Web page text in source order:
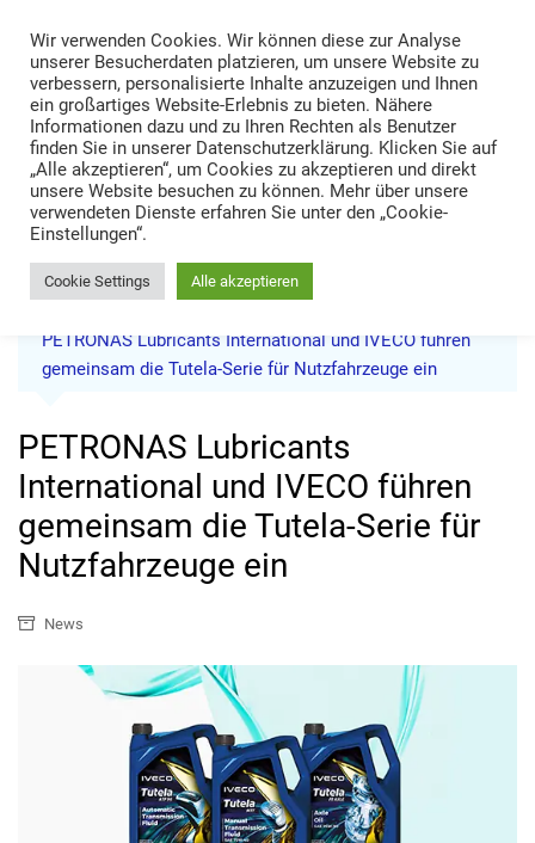
content
TRANS LOGISTIK NEWS
Technik • Kompetenz • Management
PETRONAS Lubricants International und IVECO führen
gemeinsam die Tutela-Serie für Nutzfahrzeuge ein
PETRONAS Lubricants
International und IVECO führen
gemeinsam die Tutela-Serie für
Nutzfahrzeuge ein
News
Wir verwenden Cookies. Wir können diese zur Analyse
unserer Besucherdaten platzieren, um unsere Website zu
verbessern, personalisierte Inhalte anzuzeigen und Ihnen
ein großartiges Website-Erlebnis zu bieten. Nähere
Informationen dazu und zu Ihren Rechten als Benutzer
finden Sie in unserer Datenschutzerklärung. Klicken Sie auf
„Alle akzeptieren“, um Cookies zu akzeptieren und direkt
unsere Website besuchen zu können. Mehr über unsere
verwendeten Dienste erfahren Sie unter den „Cookie-
Einstellungen“.
Cookie Settings Alle akzeptieren